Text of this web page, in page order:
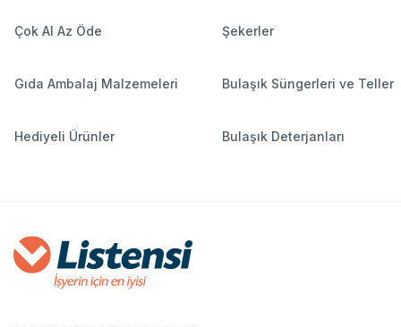
Çok Al Az Öde Şekerler
Gıda Ambalaj Malzemeleri Bulaşık Süngerleri ve Teller
Hediyeli Ürünler Bulaşık Deterjanları